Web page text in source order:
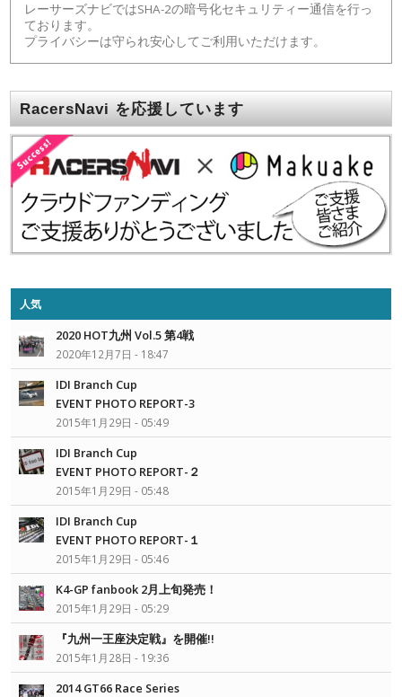
レーサーズナビではSHA-2の暗号化セキュリティー通信を行っ
ております。
プライバシーは守られ安心してご利用いただけます。
RacersNavi を応援しています
人気
2020 HOT九州 Vol.5 第4戦
2020年12月7日 - 18:47
IDI Branch Cup
EVENT PHOTO REPORT-3
2015年1月29日 - 05:49
IDI Branch Cup
EVENT PHOTO REPORT-２
2015年1月29日 - 05:48
IDI Branch Cup
EVENT PHOTO REPORT-１
2015年1月29日 - 05:46
K4-GP fanbook 2月上旬発売！
2015年1月29日 - 05:29
『九州一王座決定戦』を開催!!
2015年1月28日 - 19:36
2014 GT66 Race Series